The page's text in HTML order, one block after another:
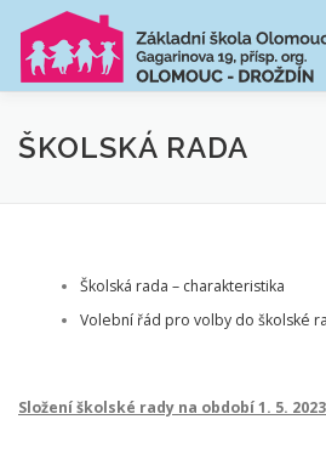
Přeskočit
obsah
NAŠE ŠKOLA ŠKOLNÍ DRUŽINA
PRO RODIČE
ŠKOLSKÁ RADA
Školská rada – charakteristika
Volební řád pro volby do školské
Složení školské rady na období 1. 5. 2023